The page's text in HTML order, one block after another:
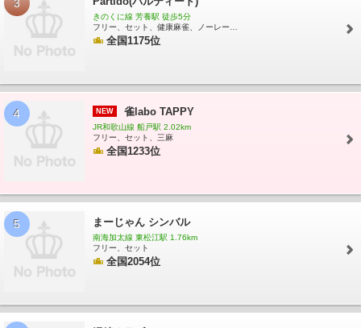
3
きのくに線 芳養駅 徒歩5分
全国1175位
4 NEW 雀labo TAPPY
JR和歌山線 船戸駅 2.02km
フリー、セット、三麻
全国1233位
5 まーじゃん シンバル
南海加太線 東松江駅 1.76km
フリー、セット
全国2054位